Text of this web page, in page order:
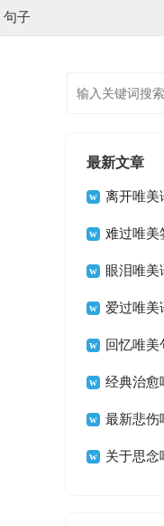
句子
最新文章
离开唯美
子30句难过唯美
子大全100句
眼泪唯美
子40句精选
爱过唯美
子30句精选
回忆唯美
总（通用80
经典治愈
说句子汇总
70句）
最新悲伤
说句子汇总
关于思念